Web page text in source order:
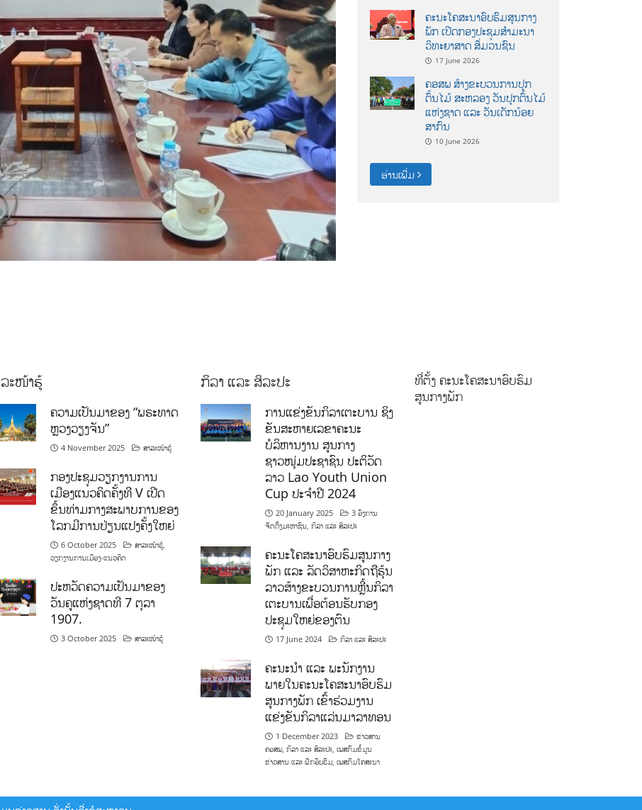
ຄະນະໂຄສະນາອົບຮົມສູນກາງ
ພັກ ເປີດກອງປະຊຸມສຳມະນາ
ວິທະຍາສາດ ສຶ່ມວນຊົນ
17 June 2026
ຄອສພ ສ້າງຂະບວນການປູກ
ຕົ້ນໄມ້ ສະຫລອງ ວັນປູກຕົ້ນໄມ້
ແຫ່ງຊາດ ແລະ ວັນເດັກນ້ອຍ
ສາກົນ
10 June 2026
ອ່ານເພີ່ມ
ະໜ້າຮູ້
ຄວາມເປັນມາຂອງ “ພຣະທາດ
ຫຼວງວຽງຈັນ”
4 November 2025 ສາລະໜ້າຮູ້
ກອງປະຊຸມວຽກງານການ
ເມືອງແນວຄິດຄັ້ງທີ V ເປີດ
ຂຶ້ນທ່າມກາງສະພາບການຂອງ
ໂລກມີການປ່ຽນແປງຄັ້ງໃຫຍ່
6 October 2025 ສາລະໜ້າຮູ້
ວຽກງານການເມືອງ-ແນວຄິດ
ປະຫວັດຄວາມເປັນມາຂອງ
ວັນຄູແຫ່ງຊາດທີ 7 ຕຸລາ
1907.
3 October 2025 ສາລະໜ້າຮູ້
ກິລາ ແລະ ສິລະປະ
ການແຂ່ງຂັນກິລາເຕະບານ ຊິງ
ຂັນສະຫາຍເລຂາຄະນະ
ບໍລິຫານງານ ສູນກາງ
ຊາວໜຸ່ມປະຊາຊົນ ປະຕິວັດ
ລາວ Lao Youth Union
Cup ປະຈຳປີ 2024
20 January 2025
3 ອົງການ
ຈັດຕັ້ງມະຫາຊົນ ກິລາ ແລະ ສິລະປະ
ຄະນະໂຄສະນາອົບຮົມສູນກາງ
ພັກ ແລະ ລັດວິສາຫະກິດຖືຮຸ້ນ
ລາວສ້າງຂະບວນການຫຼີ້ນກິລາ
ເຕະບານເພື່ອຕ້ອນຮັບກອງ
ປະຊຸມໃຫຍ່ຂອງຕົນ
17 June 2024 ກິລາ ແລະ ສິລະປະ
ຄະນະນຳ ແລະ ພະນັກງານ
ພາຍໃນຄະນະໂຄສະນາອົບຮົມ
ສູນກາງພັກ ເຂົ້າຮ່ວມງານ
ແຂ່ງຂັນກິລາແລ່ນມາລາທອນ
1 December 2023
ຂ່າວສານ
ຄອສພ, ກິລາ ແລະ ສິລະປະ, ເພສກົມຂໍ້ມູນ
ຂ່າວສານ ແລະ ຝຶກອົບຮົມ, ເພສກົມໂຄສະນາ
ທີ່ຕັ້ງ ຄະນະໂຄສະນາອົບຮົມ
ສູນກາງພັກ